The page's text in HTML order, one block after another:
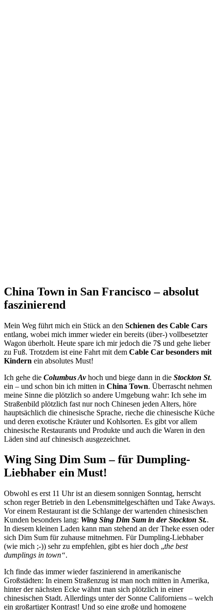
China Town in San Francisco – absolut
faszinierend
Mein Weg führt mich ein Stück an den Schienen des Cable Cars
entlang, wobei mich immer wieder ein bereits (über-) vollbesetzter
Wagon überholt. Heute spare ich mir jedoch die 7$ und gehe lieber
zu Fuß. Trotzdem ist eine Fahrt mit dem Cable Car besonders mit
Kindern ein absolutes Must!
Ich gehe die Columbus Avhoch und biege dann in die Stockton St.
ein – und schon bin ich mitten in China Town. Überrascht nehmen
meine Sinne die plötzlich so andere Umgebung wahr: Ich sehe im
Straßenbild plötzlich fast nur noch Chinesen jeden Alters, höre
hauptsächlich die chinesische Sprache, rieche die chinesische Küche
und deren exotische Kräuter und Kohlsorten. Es gibt vor allem
chinesische Restaurants und Produkte und auch die Waren in den
Läden sind auf chinesisch ausgezeichnet.
Wing Sing Dim Sum – für Dumpling-
Liebhaber ein Must!
Obwohl es erst 11 Uhr ist an diesem sonnigen Sonntag, herrscht
schon reger Betrieb in den Lebensmittelgeschäften und Take Aways.
Vor einem Restaurant ist die Schlange der wartenden chinesischen
Kunden besonders lang: Wing Sing Dim Sum in der Stockton St..
In diesem kleinen Laden kann man stehend an der Theke essen oder
sich Dim Sum für zuhause mitnehmen. Für Dumpling-Liebhaber
(wie mich ;-)) sehr zu empfehlen, gibt es hier doch „the best
dumplings in town“.
Ich finde das immer wieder faszinierend in amerikanische
Großstädten: In einem Straßenzug ist man noch mitten in Amerika,
hinter der nächsten Ecke wähnt man sich plötzlich in einer
chinesischen Stadt. Allerdings unter der Sonne Californiens – welch
ein großartiger Kontrast! Und so eine große und homogene